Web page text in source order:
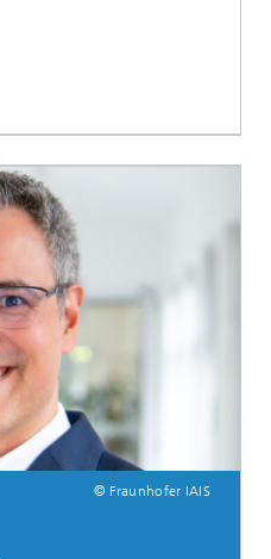
© Fraunhofer IAIS